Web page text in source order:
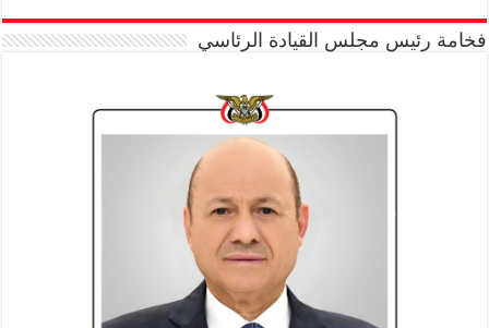
فخامة رئيس مجلس القيادة الرئاسي